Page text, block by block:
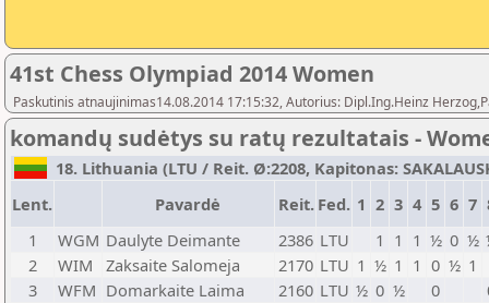
41st Chess Olympiad 2014 Women
Paskutinis atnaujinimas14.08.2014 17:15:32, Autorius: Dipl.Ing.Heinz
komandų sudėtys su ratų rezultatais -
18. Lithuania (LTU / Reit. Ø:2208, Kapitonas:
Lent.
Pavardė Reit. Fed. 1 2 3 4 5 6 7
1
WGM Daulyte Deimante 2386 LTU 1 1 1 ½ 0 ½
2
WIM Zaksaite Salomeja 2170 LTU 1 ½ 1 1 0 ½ 1
3
WFM Domarkaite Laima 2160 LTU ½ 0 ½ 0